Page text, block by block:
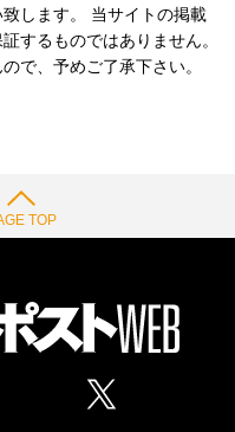
します。 当サイトの掲載
するものではありません。
で、予めご了承下さい。
TOP